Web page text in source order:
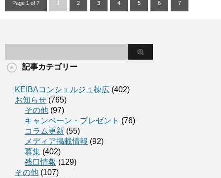
Page 1 of 7 1 2 3 4 5 6 7
記事カテゴリー
KEIBAコンシェルジュ棟広 (402)
お知らせ (765)
その他 (97)
キャンペーン・プレゼント (76)
コラム更新 (55)
メディア掲載情報 (92)
募集 (402)
残口情報 (129)
その他 (107)